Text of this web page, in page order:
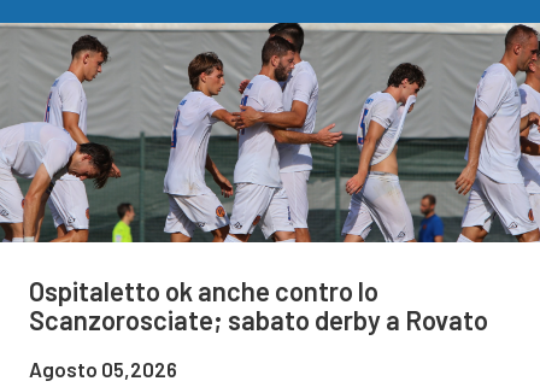
Ospitaletto ok anche contro lo
Scanzorosciate; sabato derby a Rovato
Agosto 05,2026